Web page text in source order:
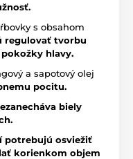
s obsahom
regulovať tvorbu
hlavy.
a sapotový olej
pocitu.
biely
potrebujú osviežiť
korienkom objem